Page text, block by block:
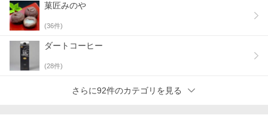
菓匠みのや
(36件)
ダートコーヒー
(28件)
さらに92件のカテゴリを見る